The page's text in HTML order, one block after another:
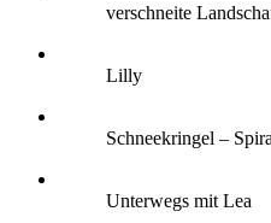
verschneite
Lilly
Schneekringel –
Unterwegs mit Lea